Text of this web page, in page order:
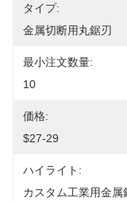
タイプ:
金属切断用丸鋸刃
最小注文数量:
10
価格:
$27-29
ハイライト:
カスタム工業用金属